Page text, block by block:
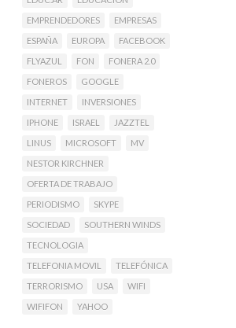
EMPRENDEDORES
EMPRESAS
ESPAÑA
EUROPA
FACEBOOK
FLYAZUL
FON
FONERA 2.0
FONEROS
GOOGLE
INTERNET
INVERSIONES
IPHONE
ISRAEL
JAZZTEL
LINUS
MICROSOFT
MV
NESTOR KIRCHNER
OFERTA DE TRABAJO
PERIODISMO
SKYPE
SOCIEDAD
SOUTHERN WINDS
TECNOLOGIA
TELEFONIA MOVIL
TELEFÓNICA
TERRORISMO
USA
WIFI
WIFIFON
YAHOO